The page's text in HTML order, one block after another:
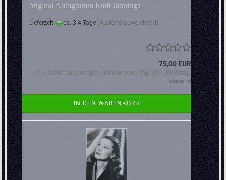
original Autogramm Emil Jannings
Lieferzeit: ca. 3-4 Tage (Ausland abweichend)
75,00 EUR
Kein Steuerausweis gem. Kleinuntern.-Reg. §19 UStG zzgl.
Versand
IN DEN WARENKORB